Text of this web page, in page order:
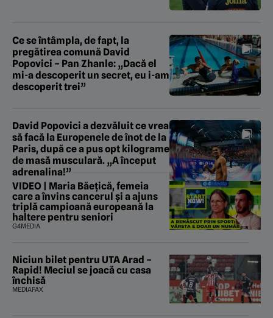
Ce se întâmpla, de fapt, la
pregătirea comună David
Popovici – Pan Zhanle: „Dacă el
mi-a descoperit un secret, eu i-am
descoperit trei”
David Popovici a dezvăluit ce vrea
să facă la Europenele de înot de la
Paris, după ce a pus opt kilograme
de masă musculară. „A început
adrenalina!”
VIDEO | Maria Băețică, femeia
care a învins cancerul și a ajuns
triplă campioană europeană la
haltere pentru seniori
G4MEDIA
Niciun bilet pentru UTA Arad –
Rapid! Meciul se joacă cu casa
închisă
MEDIAFAX